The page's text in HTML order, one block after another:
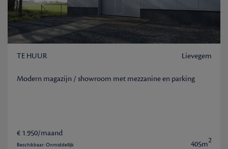
TE HUUR Lievegem
Modern magazijn / showroom met mezzanine en parking
€ 1.950/maand
Beschikbaar: Onmiddellijk 405m2